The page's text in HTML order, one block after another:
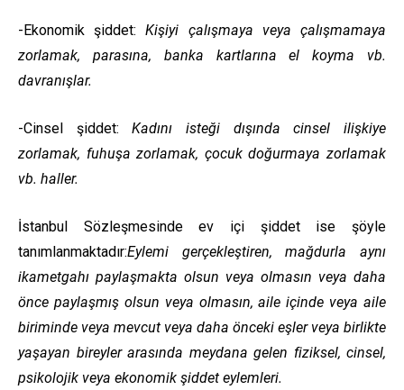
-Ekonomik şiddet:Kişiyi çalışmaya veya çalışmamaya
zorlamak, parasına, banka kartlarına el koyma vb.
davranışlar.
-Cinsel şiddet:Kadını isteği dışında cinsel ilişkiye
zorlamak, fuhuşa zorlamak, çocuk doğurmaya zorlamak
vb. haller.
İstanbul Sözleşmesinde ev içi şiddet ise şöyle
tanımlanmaktadır:Eylemi gerçekleştiren, mağdurla aynı
ikametgahı paylaşmakta olsun veya olmasın veya daha
önce paylaşmış olsun veya olmasın, aile içinde veya aile
biriminde veya mevcut veya daha önceki eşler veya birlikte
yaşayan bireyler arasında meydana gelen fiziksel, cinsel,
psikolojik veya ekonomik şiddet eylemleri.